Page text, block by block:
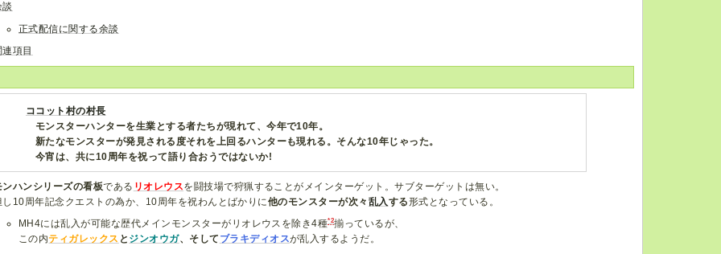
談
正式配信に関する余談
連項目
ココット村の村長
モンスターハンターを生業とする者たちが現れて、今年で10年。
新たなモンスターが発見される度それを上回るハンターも現れる。そんな10年じゃった。
今宵は、共に10周年を祝って語り合おうではないか!
ンハンシリーズの看板である リオレウスを闘技場で狩猟することがメインターゲット。サブターゲットは無い。
し10周年記念クエストの為か、10周年を祝わんとばかりに他のモンスターが次々 乱入 する形式となっている。
MH4には乱入が可能な歴代メインモンスターがリオレウスを除き4種*2揃っているが、
この内ティガレックス と ジンオウガ、そして ブラキディオスが乱入するようだ。